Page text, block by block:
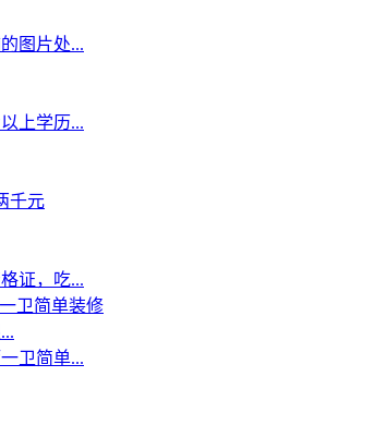
图片处...
上学历...
千元
证，吃...
卫简单...